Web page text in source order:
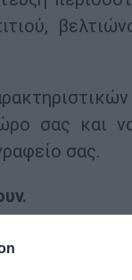
σας και
σας.
του σπιτιού
αλλαγή,